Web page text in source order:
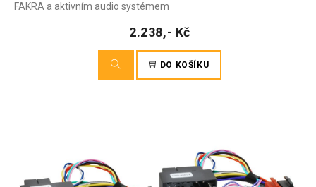
FAKRA a aktivním audio systémem
2.238,- Kč
DO KOŠÍKU